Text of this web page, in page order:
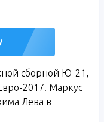
сборной Ю-21,
2017. Маркус
Лева в